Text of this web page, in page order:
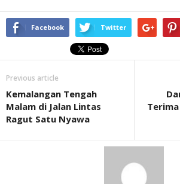
Facebook Twitter
Previous article
Kemalangan Tengah
Malam di Jalan Lintas
Ragut Satu Nyawa